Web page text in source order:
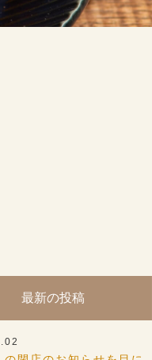
最新の投稿